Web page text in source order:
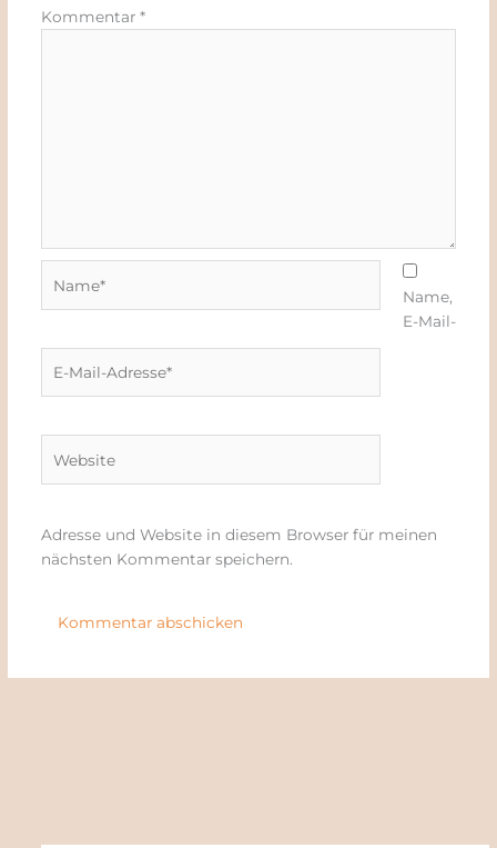
Kommentar *
Mail-
Name,
E-Mail-
Adresse und Website in diesem Browser für meinen
nächsten Kommentar speichern.